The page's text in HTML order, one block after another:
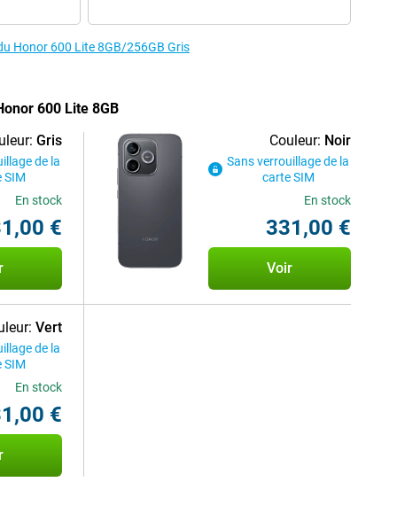
Honor 600 Lite 8GB/256GB Gris
600 Lite 8GB
Gris
de la
SIM
En stock
€
Couleur: Noir
Sans verrouillage de la
carte SIM
En stock
331,00 €
Voir
Vert
de la
SIM
En stock
€